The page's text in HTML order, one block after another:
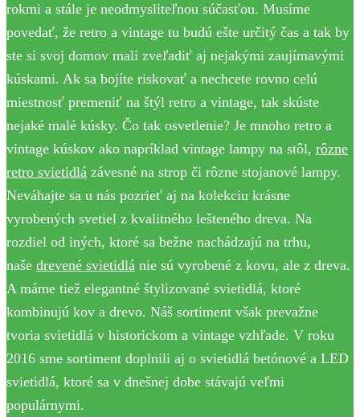
rokmi a stále je neodmysliteľnou súčasťou. Musíme
povedať, že retro a vintage tu budú ešte určitý čas a tak by
ste si svoj domov mali zveľadiť aj nejakými zaujímavými
kúskami. Ak sa bojíte riskovať a nechcete rovno celú
miestnosť premeniť na štýl retro a vintage, tak skúste
nejaké malé kúsky. Čo tak osvetlenie? Je mnoho retro a
vintage kúskov ako napríklad vintage lampy na stôl, rôzne
retro svietidlá závesné na strop či rôzne stojanové lampy.
Neváhajte sa u nás pozrieť aj na kolekciu krásne
vyrobených svetiel z kvalitného lešteného dreva. Na
rozdiel od iných, ktoré sa bežne nachádzajú na trhu,
naše drevené svietidlá nie sú vyrobené z kovu, ale z dreva.
A máme tiež elegantné štylizované svietidlá, ktoré
kombinujú kov a drevo. Náš sortiment však prevažne
tvoria svietidlá v historickom a vintage vzhľade. V roku
2016 sme sortiment doplnili aj o svietidlá betónové a LED
svietidlá, ktoré sa v dnešnej dobe stávajú veľmi
populárnymi.